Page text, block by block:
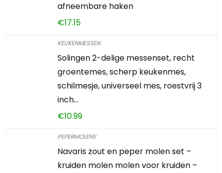
afneembare haken
€17.15
KEUKENMESSEN
Solingen 2-delige messenset, recht
groentemes, scherp keukenmes,
schilmesje, universeel mes, roestvrij 3
inch…
€10.99
PEPERMOLENS
Navaris zout en peper molen set –
kruiden molen molen voor kruiden –